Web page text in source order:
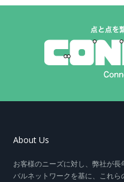
About Us
お客様のニーズに対し、弊社が
バルネットワークを基に、これ